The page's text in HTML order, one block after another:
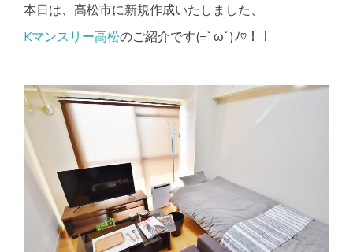
本日は、高松市に新規作成いたしました、
Kマンスリー高松のご紹介です(=ﾟωﾟ)ﾉ♡！！